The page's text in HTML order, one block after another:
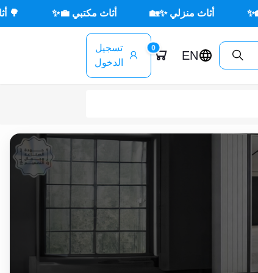
أثاث مكتبي 💼✨ 🌳 أثاث خارجي ☀️🪑 جديد ×
EN
0
تسجيل
الدخول